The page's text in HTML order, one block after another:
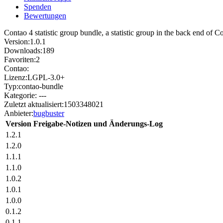
Spenden
Bewertungen
Contao 4 statistic group bundle, a statistic group in the back end of
Version:1.0.1
Downloads:189
Favoriten:2
Contao:
Lizenz:LGPL-3.0+
Typ:contao-bundle
Kategorie: ---
Zuletzt aktualisiert:1503348021
Anbieter:bugbuster
Version Freigabe-Notizen und Änderungs-Log
1.2.1
1.2.0
1.1.1
1.1.0
1.0.2
1.0.1
1.0.0
0.1.2